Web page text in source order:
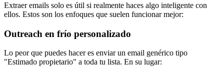
Extraer emails solo es útil si realmente haces algo inteligente con
ellos. Estos son los enfoques que suelen funcionar mejor:
Outreach en frío personalizado
Lo peor que puedes hacer es enviar un email genérico tipo
"Estimado propietario" a toda tu lista. En su lugar: